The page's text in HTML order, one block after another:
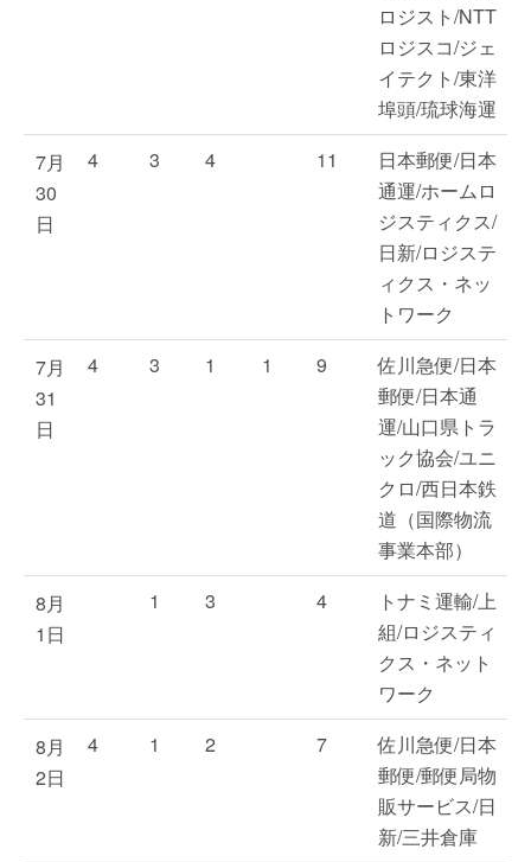
ロジスト/NTT
ロジスコ/ジェ
イテクト/東洋
埠頭/琉球海運
7月
30
日
4 3 4 11
日本郵便/日本
通運/ホームロ
ジスティクス/
日新/ロジステ
ィクス・ネッ
トワーク
7月
31
日
4 3 1 1 9
佐川急便/日本
郵便/日本通
運/山口県トラ
ック協会/ユニ
クロ/西日本鉄
道（国際物流
事業本部）
8月
1日
1 3 4
トナミ運輸/上
組/ロジスティ
クス・ネット
ワーク
8月
2日
4 1 2 7
佐川急便/日本
郵便/郵便局物
販サービス/日
新/三井倉庫